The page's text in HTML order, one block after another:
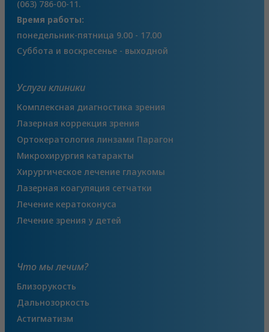
(063) 786-00-11.
Время работы:
понедельник-пятница 9.00 - 17.00
Суббота и воскресенье - выходной
Услуги клиники
Комплексная диагностика зрения
Лазерная коррекция зрения
Ортокератология линзами Парагон
Микрохирургия катаракты
Хирургическое лечение глаукомы
Лазерная коагуляция сетчатки
Лечение кератоконуса
Лечение зрения у детей
Что мы лечим?
Близорукость
Дальнозоркость
Астигматизм